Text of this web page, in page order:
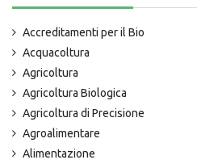
Accreditamenti per il Bio
Acquacoltura
Agricoltura
Agricoltura Biologica
Agricoltura di Precisione
Agroalimentare
Alimentazione